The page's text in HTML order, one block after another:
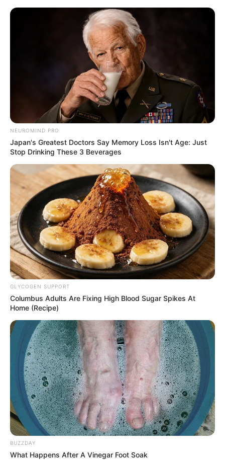
NEUROMIND PRO
Japan's Greatest Doctors Say Memory Loss Isn't Age: Just
Stop Drinking These 3 Beverages
GLYCOGEN SUPPORT
Columbus Adults Are Fixing High Blood Sugar Spikes At
Home (Recipe)
BUZZDAY
What Happens After A Vinegar Foot Soak